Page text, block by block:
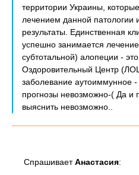
территории Украины,
лечением данной патологии
результаты. Единственная
успешно занимается
субтотальной) алопеции -
Оздоровительный Центр
заболевание аутоиммунное -
прогнозы невозможно-( Да и
выяснить невозможно..
СпрашиваетАнастасия: